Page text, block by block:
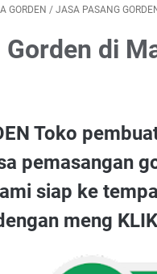
GORDEN / JASA PASANG
di
Toko
pemasangan
siap ke
meng